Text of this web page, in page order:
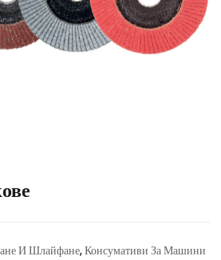
И Шлайфане,Консумативи За Машини